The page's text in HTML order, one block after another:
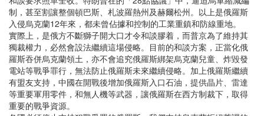
制，甚至割讓整個頓巴斯、札波羅熱州及赫爾松州。以上是俄羅斯
入侵烏克蘭12年來，都未曾佔據和控制的工業重鎮和防線重地。
實際上，是俄方不斷獅子開大口才令和談膠着，而普京為了維持其
獨裁權力，必然會設法繼續這場侵略。目前的和談方案，正當化俄
羅斯吞併烏克蘭領土，亦不會追究俄羅斯綁架烏克蘭兒童、炸毀發
電站等戰爭罪行，無法防止俄羅斯未來繼續侵略。加上俄羅斯繼續
有盟友支持，中國在開戰後增加俄羅斯入口石油，提供晶片、雷達
等重要軍用零件，和無人機等武器，讓俄羅斯在西方制裁下，取得
重要的戰爭資源。